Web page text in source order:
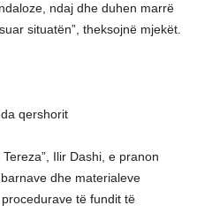
ndaj dhe duhen marrë
situatën”, theksojnë mjekët.
qershorit
Ilir Dashi, e pranon
dhe materialeve
të fundit të